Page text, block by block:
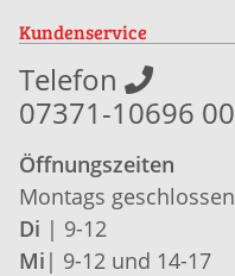
Kundenservice
Telefon
07371-10696 00
Öffnungszeiten
Montags geschlossen
Di | 9-12
Mi | 9-12 und 14-17